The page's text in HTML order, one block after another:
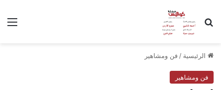
بحث عن
الرئيسية / فن ومشاهير
فن ومشاهير